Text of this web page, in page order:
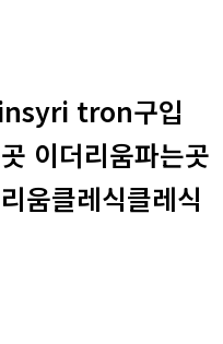
tron구입
이더리움파는곳
움클레식클레식